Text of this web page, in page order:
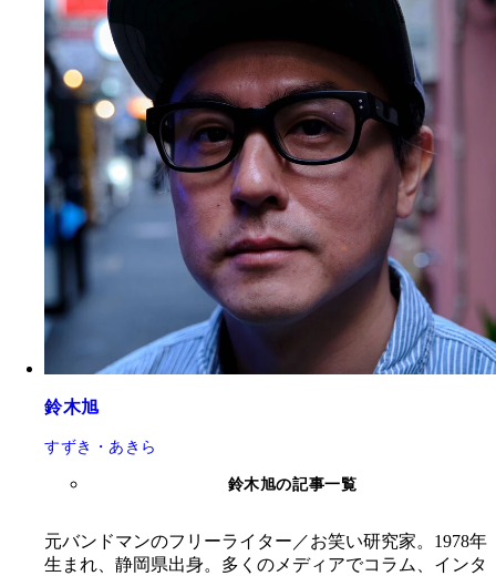
鈴木旭
すずき・あきら
鈴木旭の記事一覧
元バンドマンのフリーライター／お笑い研究家。1978年
生まれ、静岡県出身。多くのメディアでコラム、インタ